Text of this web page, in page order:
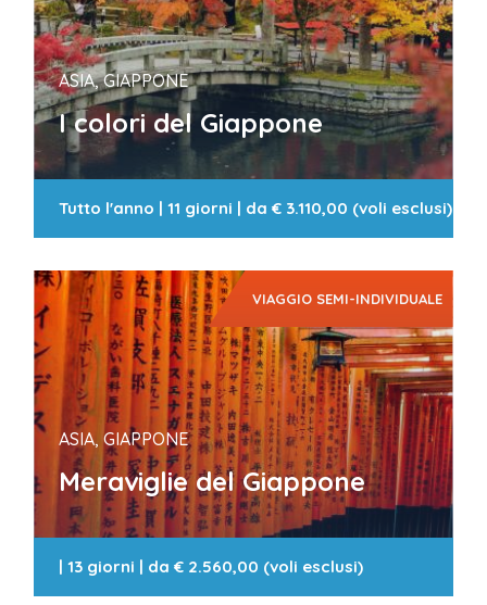
ASIA, GIAPPONE
I colori del Giappone
Tutto l'anno |11 giorni | da€ 3.110,00 (voli esclusi)
VIAGGIO SEMI-INDIVIDUALE
ASIA, GIAPPONE
Meraviglie del Giappone
|13 giorni | da€ 2.560,00 (voli esclusi)